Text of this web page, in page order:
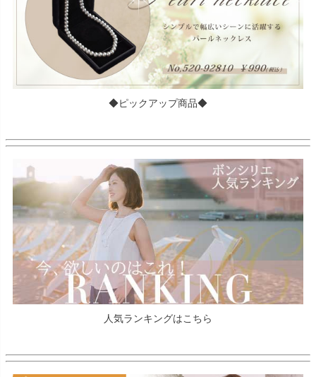
◆ピックアップ商品◆
人気ランキングはこちら